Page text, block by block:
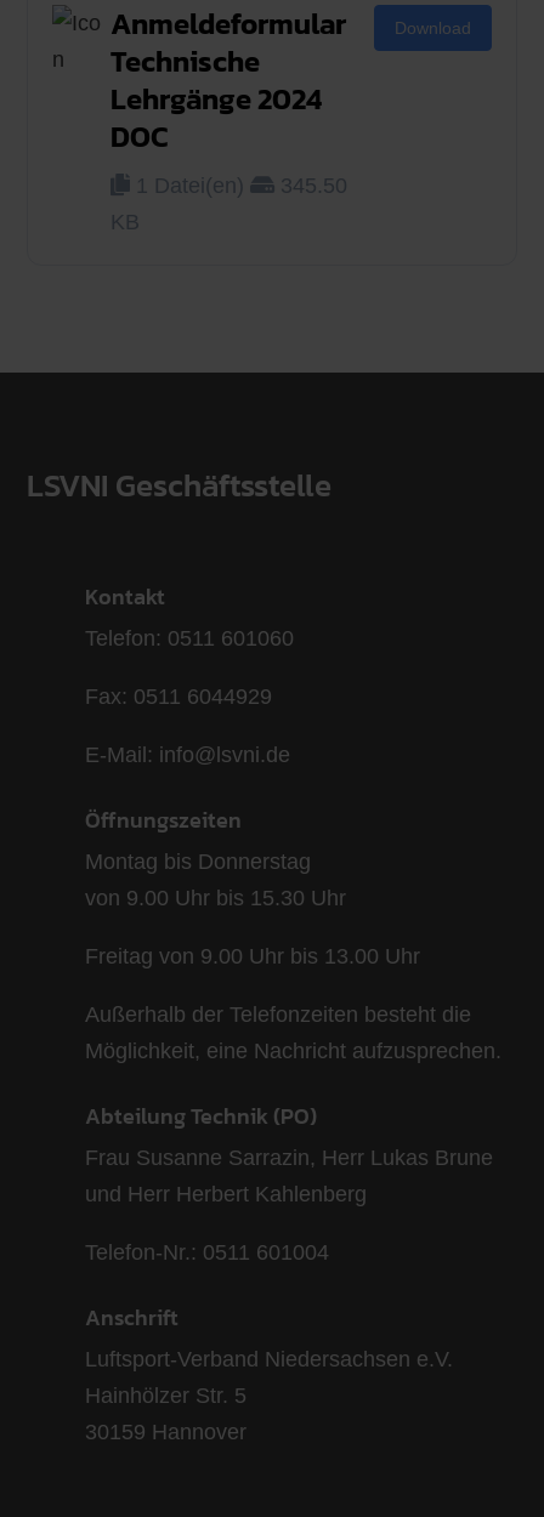
Anmeldeformular
Technische
Lehrgänge 2024
DOC
1 Datei(en)
345.50
KB
Download
LSVNI Geschäftsstelle
Kontakt
Telefon: 0511 601060
Fax: 0511 6044929
E-Mail: info@lsvni.de
Öffnungszeiten
Montag bis Donnerstag
von 9.00 Uhr bis 15.30 Uhr
Freitag von 9.00 Uhr bis 13.00 Uhr
Außerhalb der Telefonzeiten besteht die
Möglichkeit, eine Nachricht aufzusprechen.
Abteilung Technik (PO)
Frau Susanne Sarrazin, Herr Lukas Brune
und Herr Herbert Kahlenberg
Telefon-Nr.: 0511 601004
Anschrift
Luftsport-Verband Niedersachsen e.V.
Hainhölzer Str. 5
30159 Hannover